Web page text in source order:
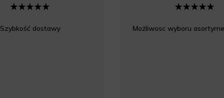
Szybkość dostawy Możliwosc wyboru